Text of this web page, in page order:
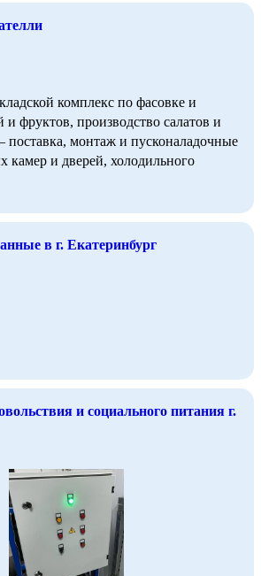
комплекс по фасовке и
и фруктов, производство салатов и
поставка, монтаж и пусконаладочные
камер и дверей, холодильного
в г. Екатеринбург
и социального питания г.